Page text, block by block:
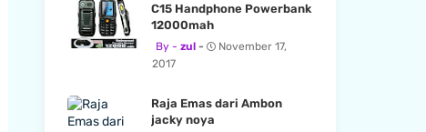
C15 Handphone Powerbank
12000mah
zul
November 17,
2017
Raja Emas dari Ambon
jacky noya